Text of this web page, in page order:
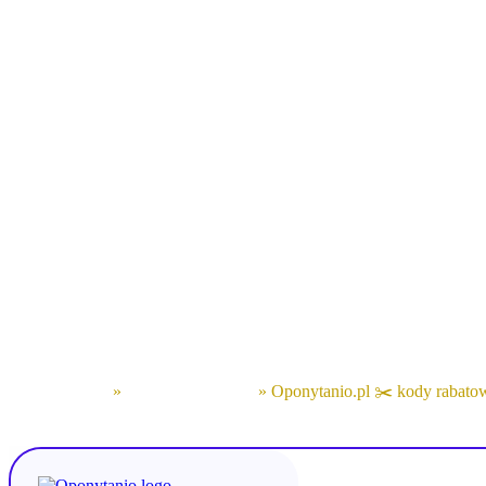
» » Oponytanio.pl ✂️ kody